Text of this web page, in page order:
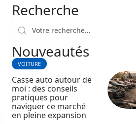
Recherche
Nouveautés
VOITURE
Casse auto autour de
moi : des conseils
pratiques pour
naviguer ce marché
en pleine expansion